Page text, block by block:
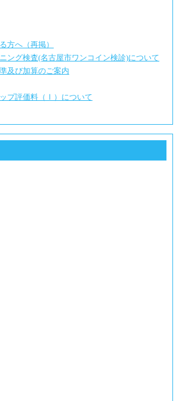
方へ（再掲）
ング検査(名古屋市ワンコイン検診)について
及び加算のご案内
プ評価料（Ⅰ）について